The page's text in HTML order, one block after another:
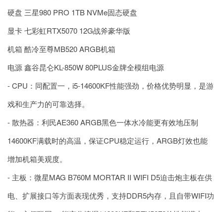
硬盘 三星980 PRO 1TB NVMe固态硬盘
显卡 七彩虹RTX5070 12G战斧豪华版
机箱 酷冷至尊MB520 ARGB机箱
电源 鑫谷昆仑KL-850W 80PLUS金牌全模组电源
- CPU：同配置一，i5-14600KF性能强劲，价格优势明显，是游
戏和生产力的可靠选择。
- 散热器：利民AE360 ARGB黑色一体水冷能更有效地压制
14600KF满载时的高温，保证CPU稳定运行，ARGB灯效也能
增加机箱美观度。
- 主板：微星MAG B760M MORTAR II WIFI D5迫击炮主板在供
电、扩展接口等方面表现优秀，支持DDR5内存，且自带WIFI功